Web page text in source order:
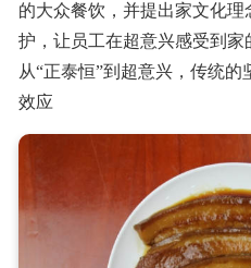
的大众餐饮，并提出家文化
护，让员工在超意兴感受到
从“正泰恒”到超意兴，传统
效应